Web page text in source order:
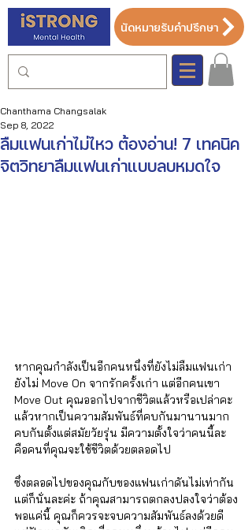
นัดหมายรับคำปรึกษา
ลืมแฟนเก่าไม่ไหว ต้องอ่าน! 7 เทคนิค
จิตวิทยาลืมแฟนเก่าแบบลบหมดใจ
Chanthama Changsalak
Sep 8, 2022
หากคุณกำลังเป็นอีกคนหนึ่งที่ยังไม่ลืมแฟนเก่า
ยังไม่ Move On จากรักครั้งเก่า แต่อีกคนเขา
Move Out คุณออกไปจากชีวิตแล้วหรือเปล่าคะ
แล้วหากเป็นความสัมพันธ์ที่คบกันมานานมาก
คบกันตั้งแต่สมัยวัยรุ่น มีความตั้งใจว่าคนนี้ละ
คือคนที่คุณจะใช้ชีวิตด้วยตลอดไป
ซึ่งตลอดไปของคุณกับของแฟนเก่าดันไม่เท่ากัน
แต่ก็นั่นละค่ะ ถ้าคุณสามารถตกลงปลงใจว่าต้อง
พอแค่นี้ คุณก็ควรจะจบความสัมพันธ์ลงด้วยดี